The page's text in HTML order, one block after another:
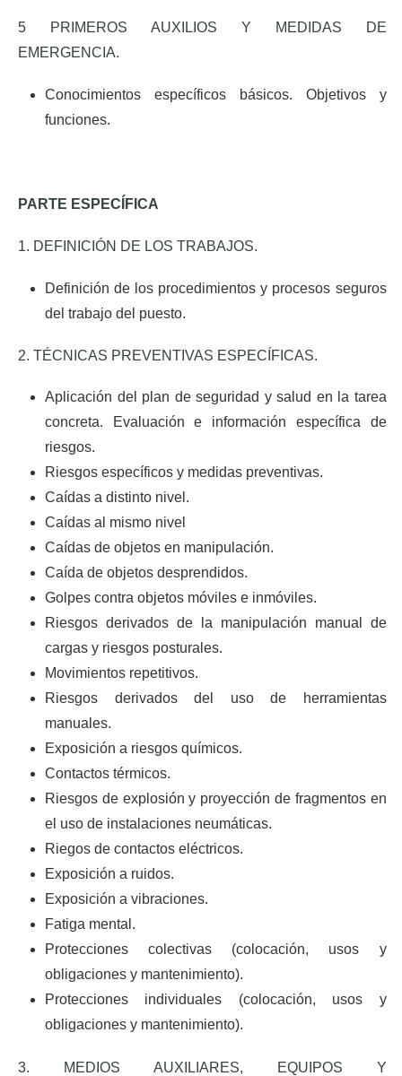
5 PRIMEROS AUXILIOS Y MEDIDAS DE
EMERGENCIA.
Conocimientos específicos básicos. Objetivos y
funciones.
PARTE ESPECÍFICA
1. DEFINICIÓN DE LOS TRABAJOS.
Definición de los procedimientos y procesos seguros
del trabajo del puesto.
2. TÉCNICAS PREVENTIVAS ESPECÍFICAS.
Aplicación del plan de seguridad y salud en la tarea
concreta. Evaluación e información específica de
riesgos.
Riesgos específicos y medidas preventivas.
Caídas a distinto nivel.
Caídas al mismo nivel
Caídas de objetos en manipulación.
Caída de objetos desprendidos.
Golpes contra objetos móviles e inmóviles.
Riesgos derivados de la manipulación manual de
cargas y riesgos posturales.
Movimientos repetitivos.
Riesgos derivados del uso de herramientas
manuales.
Exposición a riesgos químicos.
Contactos térmicos.
Riesgos de explosión y proyección de fragmentos en
el uso de instalaciones neumáticas.
Riegos de contactos eléctricos.
Exposición a ruidos.
Exposición a vibraciones.
Fatiga mental.
Protecciones colectivas (colocación, usos y
obligaciones y mantenimiento).
Protecciones individuales (colocación, usos y
obligaciones y mantenimiento).
3. MEDIOS AUXILIARES, EQUIPOS Y